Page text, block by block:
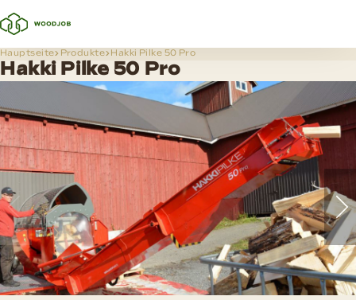
Hauptseite Produkte Hakki Pilke 50 Pro
Hakki Pilke 50 Pro